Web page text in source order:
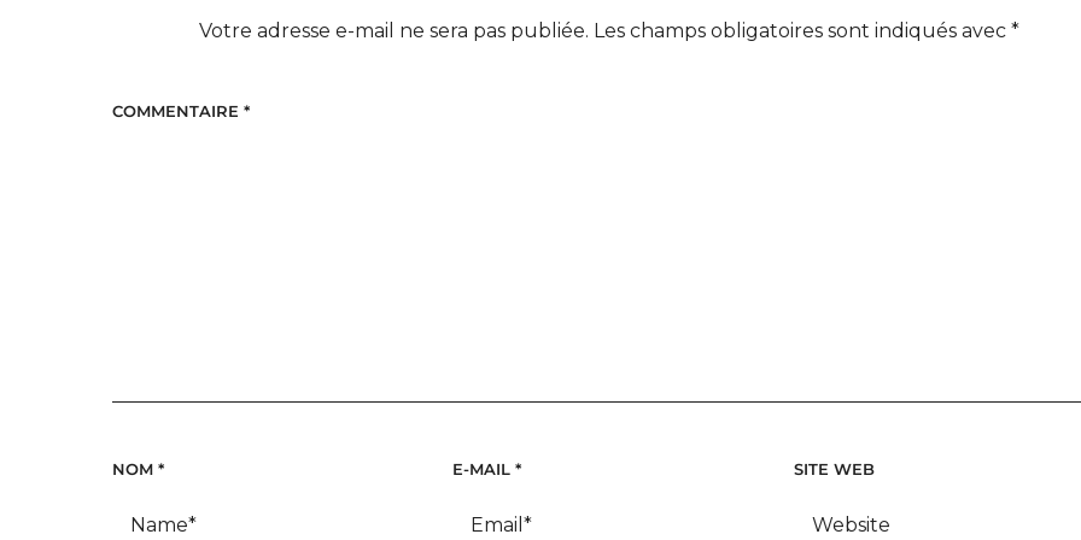
Votre adresse e-mail ne sera pas publiée. Les champs obligatoires sont indiqués avec *
COMMENTAIRE *
NOM * E-MAIL* SITE WEB